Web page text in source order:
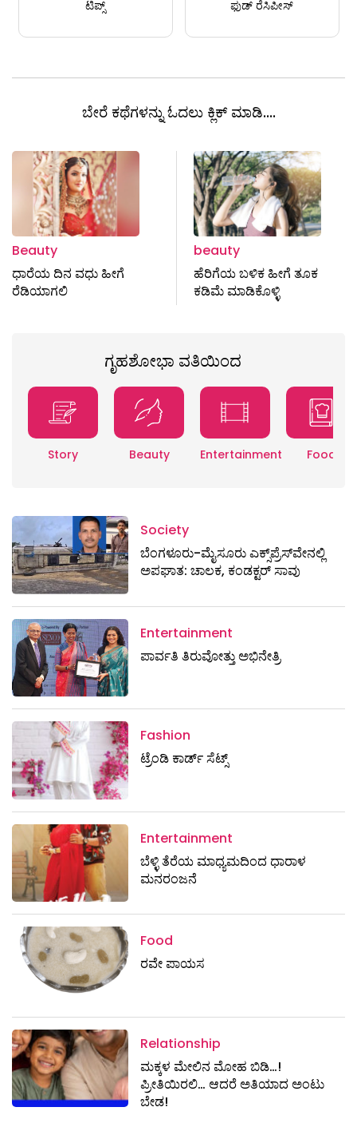
ಟಿಪ್ಸ್
ಫುಡ್ ರೆಸಿಪೀಸ್
ಬೇರೆ ಕಥೆಗಳನ್ನು ಓದಲು ಕ್ಲಿಕ್ ಮಾಡಿ....
Beauty
ಧಾರೆಯ ದಿನ ವಧು ಹೀಗೆ
ರೆಡಿಯಾಗಲಿ
beauty
ಹೆರಿಗೆಯ ಬಳಿಕ ಹೀಗೆ ತೂಕ
ಕಡಿಮೆ ಮಾಡಿಕೊಳ್ಳಿ
ಗೃಹಶೋಭಾ ವತಿಯಿಂದ
Story Beauty Entertainment Food
Society
ಬೆಂಗಳೂರು-ಮೈಸೂರು ಎಕ್ಸ್​ಪ್ರೆಸ್‌ವೇನಲ್ಲಿ
ಅಪಘಾತ: ಚಾಲಕ, ಕಂಡಕ್ಟರ್ ಸಾವು
Entertainment
ಪಾರ್ವತಿ ತಿರುವೋತ್ತು ಅಭಿನೇತ್ರಿ
Fashion
ಟ್ರೆಂಡಿ ಕಾರ್ಡ್‌ ಸೆಟ್ಸ್
Entertainment
ಬೆಳ್ಳಿ ತೆರೆಯ ಮಾಧ್ಯಮದಿಂದ ಧಾರಾಳ
ಮನರಂಜನೆ
Food
ರವೇ ಪಾಯಸ
Relationship
ಮಕ್ಕಳ ಮೇಲಿನ ಮೋಹ ಬಿಡಿ…!
ಪ್ರೀತಿಯಿರಲಿ… ಆದರೆ ಅತಿಯಾದ ಅಂಟು
ಬೇಡ!